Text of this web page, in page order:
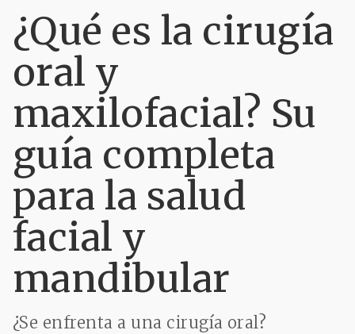
¿Qué es la cirugía
oral y
maxilofacial? Su
guía completa
para la salud
facial y
mandibular
¿Se enfrenta a una cirugía oral?